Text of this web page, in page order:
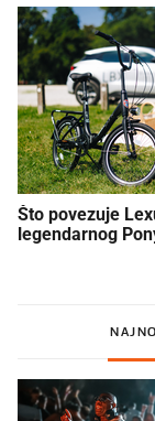
Što povezuje
legendarnog